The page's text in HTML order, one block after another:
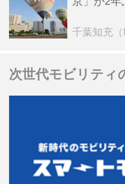
ンテンツ
千葉知充（
次世代モビリティ